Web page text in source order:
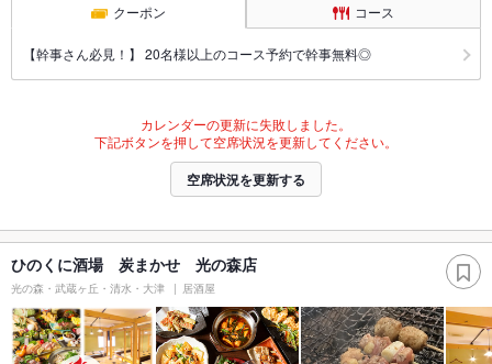
クーポン コース
【幹事さん必見！】 20名様以上のコース予約で幹事無料◎
カレンダーの更新に失敗しました。
下記ボタンを押して空席状況を更新してください。
空席状況を更新する
ひのくに酒場 炭まかせ 光の森店
光の森・武蔵ヶ丘・清水・大津 居酒屋